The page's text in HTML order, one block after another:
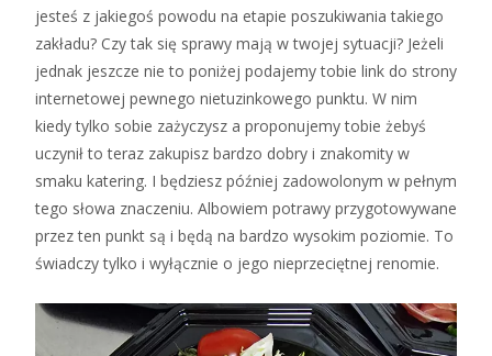
jesteś z jakiegoś powodu na etapie poszukiwania takiego
zakładu? Czy tak się sprawy mają w twojej sytuacji? Jeżeli
jednak jeszcze nie to poniżej podajemy tobie link do strony
internetowej pewnego nietuzinkowego punktu. W nim
kiedy tylko sobie zażyczysz a proponujemy tobie żebyś
uczynił to teraz zakupisz bardzo dobry i znakomity w
smaku katering. I będziesz później zadowolonym w pełnym
tego słowa znaczeniu. Albowiem potrawy przygotowywane
przez ten punkt są i będą na bardzo wysokim poziomie. To
świadczy tylko i wyłącznie o jego nieprzeciętnej renomie.